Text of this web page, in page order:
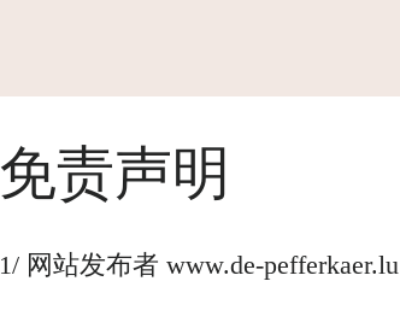
免责声明
1/ 网站发布者 www.de-pefferkaer.lu